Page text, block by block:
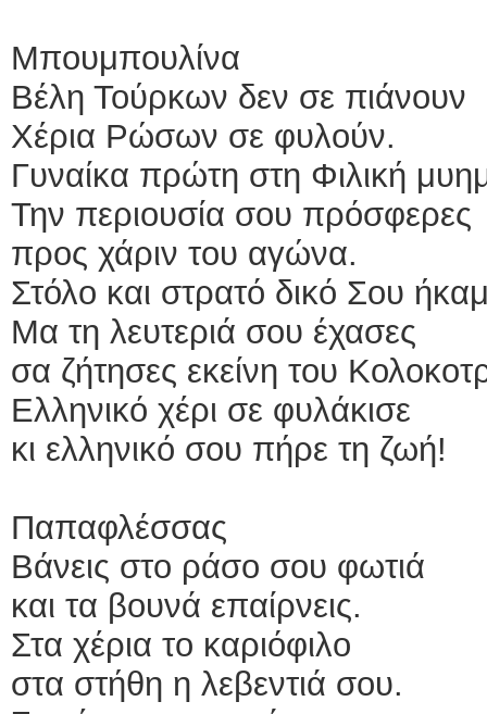
Μπουμπουλίνα
Βέλη Τούρκων δεν σε πιάνουν
Χέρια Ρώσων σε φυλούν.
Γυναίκα πρώτη στη Φιλική
Την περιουσία σου πρόσφερες
προς χάριν του αγώνα.
Στόλο και στρατό δικό Σου
Μα τη λευτεριά σου έχασες
σα ζήτησες εκείνη του
Ελληνικό χέρι σε φυλάκισε
κι ελληνικό σου πήρε τη ζωή!
Παπαφλέσσας
Βάνεις στο ράσο σου φωτιά
και τα βουνά επαίρνεις.
Στα χέρια το καριόφιλο
στα στήθη η λεβεντιά σου.